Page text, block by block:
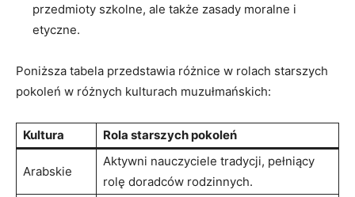
przedmioty szkolne, ale także zasady moralne i
etyczne.
Poniższa tabela przedstawia różnice w rolach starszych
pokoleń w różnych kulturach muzułmańskich:
Kultura Rola starszych pokoleń
Arabskie
Aktywni nauczyciele tradycji, pełniący
rolę doradców rodzinnych.